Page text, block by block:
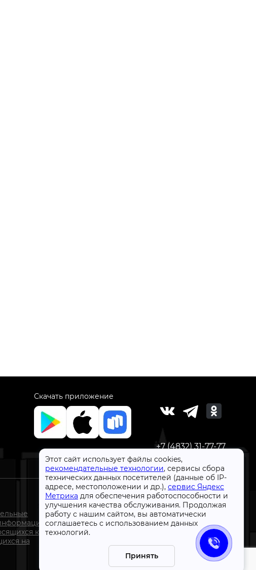
Этот сайт использует файлы cookies,
рекомендательные технологии, сервисы сбора
технических данных посетителей (данные об IP-
адресе, местоположении и др.), сервис Яндекс
Метрика для обеспечения работоспособности и
улучшения качества обслуживания. Продолжая
работу с нашим сайтом, вы автоматически
соглашаетесь с использованием данных
технологий.
Принять
Скачать приложение
+7 (4832) 31-77-77
к
на
СтройлоН 1998-2026 г.
Публичная оферта
Обработка персональных данных
Политика конфиденциальности сервисов Яндекс